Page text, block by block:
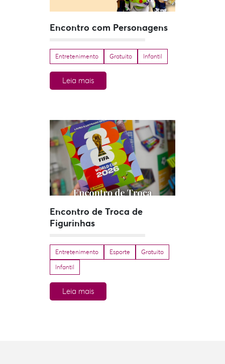
Encontro com Personagens
Entretenimento Gratuito Infantil
Leia mais
Encontro de Troca de
Figurinhas
Entretenimento Esporte
Gratuito
Infantil
Leia mais